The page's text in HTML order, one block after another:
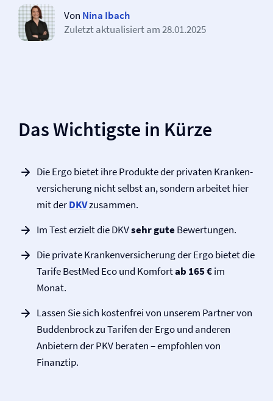
Von Nina Ibach
Zuletzt aktualisiert am28.01.2025
Das Wichtigste in Kürze
Die Ergo bietet ihre Produkte der privaten Kranken­
versicherung nicht selbst an, sondern arbeitet hier
mit derDKVzusammen.
Im Test erzielt die DKVsehr guteBewertungen.
Die private Kranken­versicherung der Ergo bietet die
Tarife BestMed Eco und Komfortab 165 €im
Monat.
Lassen Sie sich kostenfrei von unserem Partner von
Buddenbrock zu Tarifen der Ergo und anderen
Anbietern der PKV beraten – empfohlen von
Finanztip.